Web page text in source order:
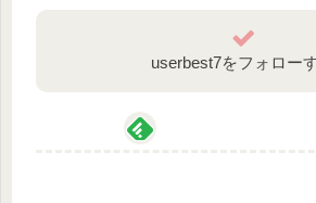
userbest7をフォロー